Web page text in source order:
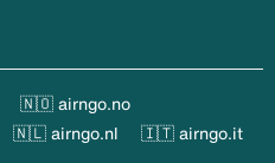
🇳🇴 airngo.no
🇳🇱 airngo.nl
🇮🇹 airngo.it